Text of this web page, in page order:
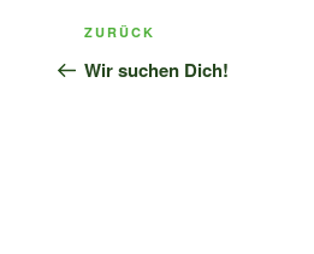
Beitragsnavigation
Vorheriger
Beitrag
ZURÜCK
Wir suchen Dich!